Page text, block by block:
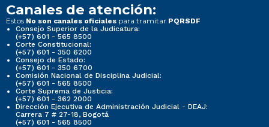
Canales de atención:
Estos No son canales oficiales para tramitar PQRSDF
Consejo Superior de la Judicatura:
(+57) 601 - 565 8500
Corte Constitucional:
(+57) 601 - 350 6200
Consejo de Estado:
(+57) 601 - 350 6700
Comisión Nacional de Disciplina Judicial:
(+57) 601 - 565 8500
Corte Suprema de Justicia:
(+57) 601 - 362 2000
Dirección Ejecutiva de Administración Judicial - DEAJ:
Carrera 7 # 27-18, Bogotá
(+57) 601 - 565 8500